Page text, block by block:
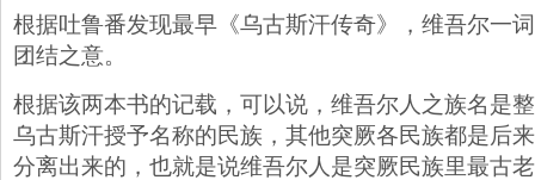
根据吐鲁番发现最早《乌古斯汗传奇》，维吾尔一
团结之意。
根据该两本书的记载，可以说，维吾尔人之族名是
乌古斯汗授予名称的民族，其他突厥各民族都是后
分离出来的，也就是说维吾尔人是突厥民族里最古